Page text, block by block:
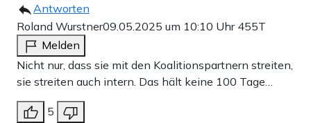
Antworten
Roland Wurstner09.05.2025 um 10:10 Uhr 455T
Melden
Nicht nur, dass sie mit den Koalitionspartnern streiten,
sie streiten auch intern. Das hält keine 100 Tage…
5